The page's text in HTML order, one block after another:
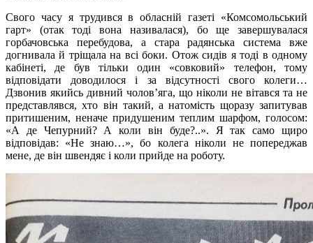
Свого часу я трудився в обласній газеті «Комсомольський
гарт» (отак тоді вона називалася), бо ще завершувалася
горбачовська перебудова, а стара радянська система вже
догнивала й тріщала на всі боки. Отож сидів я тоді в одному
кабінеті, де був тільки один «совковий» телефон, тому
відповідати доводилося і за відсутності свого колеги…
Дзвонив якийсь дивний чолов’яга, що ніколи не вітався та не
представлявся, хто він такий, а натомість щоразу запитував
притишеним, неначе придушеним теплим шарфом, голосом:
«А де Чепурний? А коли він буде?..». Я так само щиро
відповідав: «Не знаю…», бо колега ніколи не попереджав
мене, де він швендяє і коли прийде на роботу.